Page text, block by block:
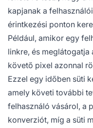
kapjanak a
érintkezési ponton
Például, amikor egy
linkre, és
követő pixel azonnal
Ezzel egy időben süti
amely követi további
felhasználó vásárol, a
konverziót, míg a süti